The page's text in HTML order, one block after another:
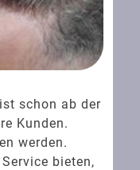
schon ab der
Kunden.
werden.
bieten,